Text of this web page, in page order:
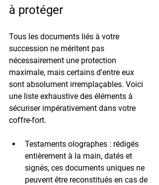
à protéger
Tous les documents liés à votre
succession ne méritent pas
nécessairement une protection
maximale, mais certains d'entre eux
sont absolument irremplaçables. Voici
une liste exhaustive des éléments à
sécuriser impérativement dans votre
coffre-fort.
Testaments olographes : rédigés
entièrement à la main, datés et
signés, ces documents uniques ne
peuvent être reconstitués en cas de